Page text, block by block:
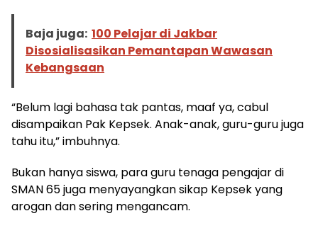
Baja juga: 100 Pelajar di Jakbar
Disosialisasikan Pemantapan Wawasan
Kebangsaan
“Belum lagi bahasa tak pantas, maaf ya, cabul
disampaikan Pak Kepsek. Anak-anak, guru-guru juga
tahu itu,” imbuhnya.
Bukan hanya siswa, para guru tenaga pengajar di
SMAN 65 juga menyayangkan sikap Kepsek yang
arogan dan sering mengancam.